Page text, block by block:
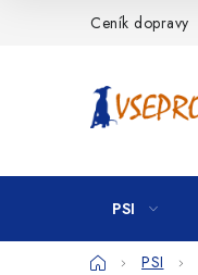
Ceník dopravy
PSI
DomůPSI